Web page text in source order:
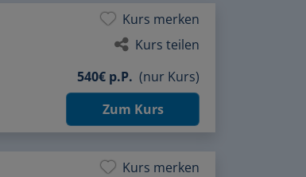
Kurs merken
Kurs teilen
540€ p.P.
(nur Kurs)
Zum Kurs
Kurs merken